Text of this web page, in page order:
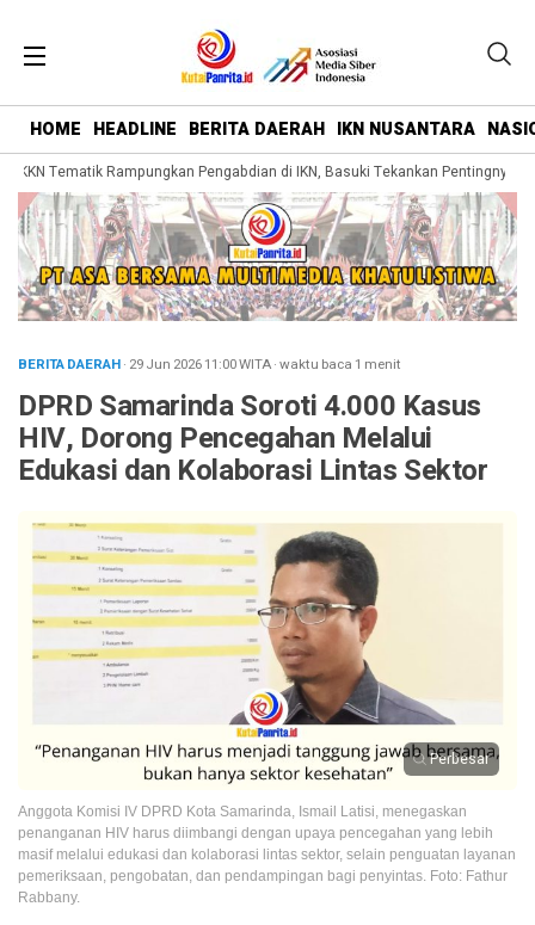
HOME HEADLINE BERITA DAERAH IKN NUSANTARA
Tematik Rampungkan Pengabdian di IKN, Basuki Tekankan Pentingnya
BERITA DAERAH· 29 Jun 202611:00WITA·waktu baca 1 menit
DPRD Samarinda Soroti 4.000 Kasus
HIV, Dorong Pencegahan Melalui
Edukasi dan Kolaborasi Lintas Sektor
Perbesar
Anggota Komisi IV DPRD Kota Samarinda, Ismail Latisi, menegaskan
penanganan HIV harus diimbangi dengan upaya pencegahan yang lebih
masif melalui edukasi dan kolaborasi lintas sektor, selain penguatan layanan
pemeriksaan, pengobatan, dan pendampingan bagi penyintas. Foto: Fathur
Rabbany.